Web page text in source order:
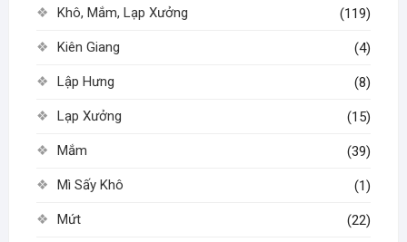
Khô, Mắm, Lạp Xưởng (119)
Kiên Giang (4)
Lập Hưng (8)
Lạp Xưởng (15)
Mắm (39)
Mì Sấy Khô (1)
Mứt (22)